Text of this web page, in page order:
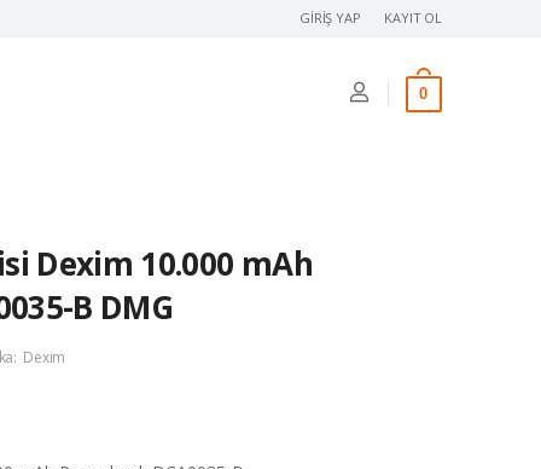
GIRIŞ YAP KAYIT OL
0
Dexim 10.000 mAh
B DMG
Dexim